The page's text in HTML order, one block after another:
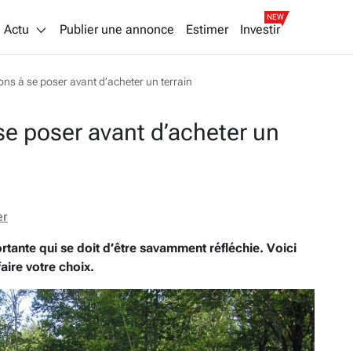
Actu Publier une annonce Estimer Investir
NEW
à se poser avant d’acheter un terrain
poser avant d’acheter un
qui se doit d’être savamment réfléchie. Voici
votre choix.